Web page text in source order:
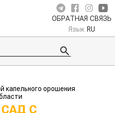
ОБРАТНАЯ СВЯЗЬ
Язык RU
капельного орошения
С